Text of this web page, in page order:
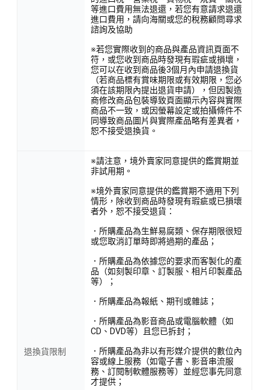
等進口費用無法退還，若您有意請求退還
進口費用，請向海關或您的稅務顧問尋求
諮詢及協助
※若您實際收到的商品與產品資訊頁面不
符，或您收到商品時發現有瑕疵或損壞，
您可以在收到商品後3個月內申請退換貨
（若商品標有賞味期限或有效期限，您必
須在該期限內提出退貨申請），但因製造
商修改商品包裝導致頁面顯示內容與實際
商品不一致，或因螢幕設定或拍攝條件不
同導致商品圖片與實際產品略有差異者，
恕不接受退換貨。
退換貨限制
※請注意，境外賣家同意提供的鑑賞期並
非試用期。
※境外賣家同意提供的鑑賞期不適用下列
情形，除收到商品時發現有瑕疵或已損壞
者外，恕不接受退貨：
．所購產品為生鮮易腐類、保存期限很短
或您取消訂單時即將過期的產品；
．所購產品為依據您的要求而客製化的產
品（如刻製印章、訂製服、相片印製產品
等）；
．所購產品為報紙、期刊或雜誌；
．所購產品為影音商品或電腦軟體（如
CD、DVD等）且您已拆封；
．所購產品為非以有形媒介提供的數位內
容或線上服務（如電子書、影音串流服
務、訂閱制軟體服務等）並經您事先同意
才提供；